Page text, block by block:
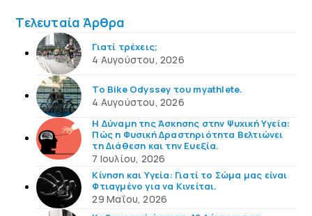
Τελευταία Άρθρα
Γιατί τρέχεις;
4 Αυγούστου, 2026
Το Bike Odyssey του myathlete.
4 Αυγούστου, 2026
Η Δύναμη της Άσκησης στην Ψυχική Υγεία:
Πώς η Φυσική Δραστηριότητα Βελτιώνει
τη Διάθεση και την Ευεξία.
7 Ιουλίου, 2026
Κίνηση και Υγεία: Γιατί το Σώμα μας είναι
Φτιαγμένο για να Κινείται.
29 Μαΐου, 2026